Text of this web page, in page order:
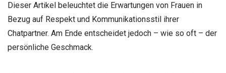
Dieser Artikel beleuchtet die Erwartungen von Frauen in
Bezug auf Respekt und Kommunikationsstil ihrer
Chatpartner. Am Ende entscheidet jedoch – wie so oft – der
persönliche Geschmack.